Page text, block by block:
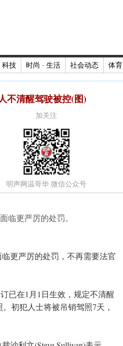
科技 时尚 · 生活 社会动态 体育
不清醒驾驶被控(图)
加关注
明声网温哥华 微信公众号
临更严厉的处罚。
更严厉的处罚，不再需要法官
已在1月1日生效，规定不清醒
初犯人士将被吊销驾照7天，